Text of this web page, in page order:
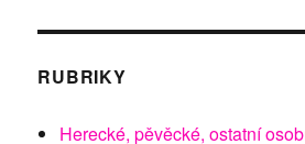
RUBRIKY
Herecké, pěvěcké, ostatní